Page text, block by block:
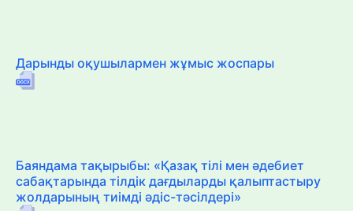
Дарынды оқушылармен жұмыс жоспары
Баяндама тақырыбы: «Қазақ тілі мен әдебиет
сабақтарында тілдік дағдыларды қалыптастыру
жолдарының тиімді әдіс-тәсілдері»